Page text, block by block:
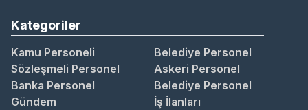
Kategoriler
Kamu Personeli
Belediye Personel
Sözleşmeli Personel
Askeri Personel
Banka Personel
Belediye Personel
Gündem
İş İlanları